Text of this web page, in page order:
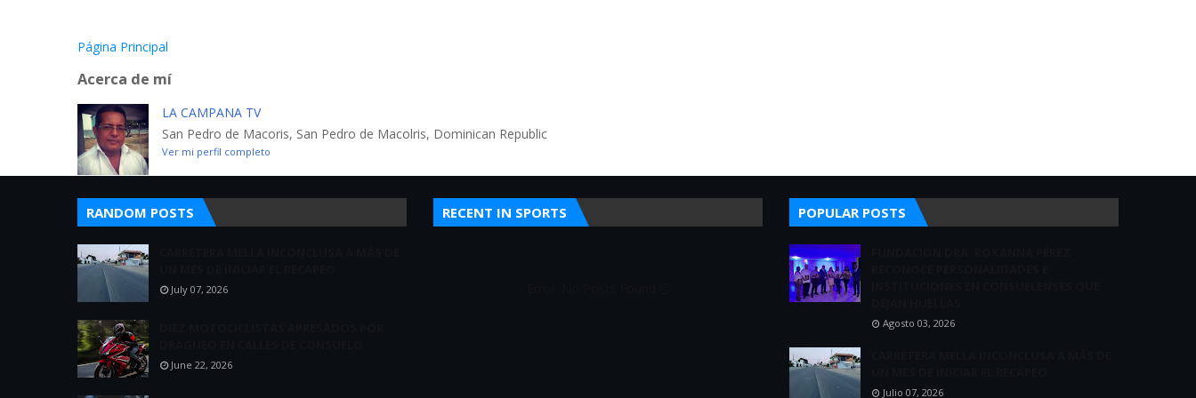
Página Principal
Acerca de mí
LA CAMPANA TV
San Pedro de Macoris, San Pedro de Macolris, Dominican Republic
Ver mi perfil completo
RANDOM POSTS
July 07, 2026
June 22, 2026
RECENT IN SPORTS POPULAR POSTS
Agosto 03, 2026
Julio 07, 2026